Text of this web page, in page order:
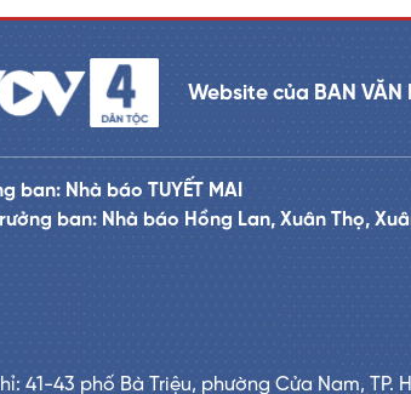
Website của BAN VĂN
ban: Nhà báo TUYẾT MAI
ban: Nhà báo Hồng Lan, Xuân Thọ,
41-43 phố Bà Triệu, phường Cửa Nam, TP.